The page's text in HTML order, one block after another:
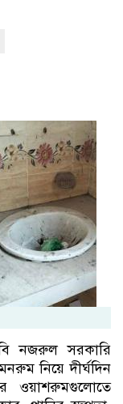
নজরুল সরকারি
নিয়ে দীর্ঘদিন
ওয়াশরুমগুলোতে